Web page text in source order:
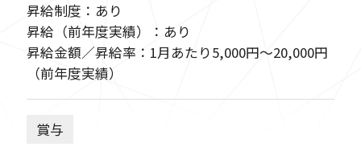
昇給制度：あり
昇給（前年度実績）：あり
昇給金額／昇給率：1月あたり5,000円〜20,000円
（前年度実績）
賞与